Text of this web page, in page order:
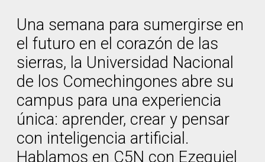
Una semana para sumergirse en
el futuro en el corazón de las
sierras, la Universidad Nacional
de los Comechingones abre su
campus para una experiencia
única: aprender, crear y pensar
con inteligencia artificial.
Hablamos en C5N con Ezequiel